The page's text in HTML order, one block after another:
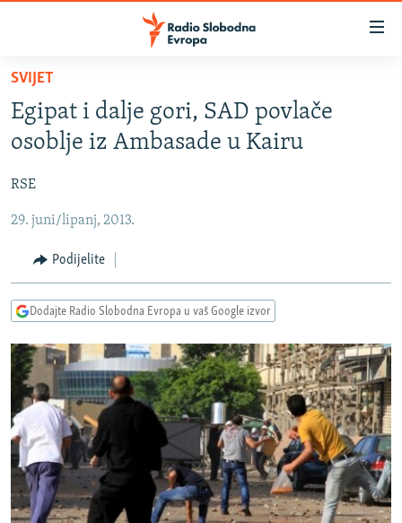
Pređite
glavni
sadržaj
na
navigaciju
Pređite
pretragu
BOSNA I HERCEGOVINA
KOSOVO
CRNA GORA
VIZUELNO
FOTOGALERIJE
INFOGRAFIKE
PODCASTI
RAT U UKRAJINI
KINA NA BALKANU
RSE PRIČE IZ SVIJETA
ISPRIČAJ MI
DNEVNO@RSE
SPECIJALI RSE
VIŠE OD NASLOVA
SVIJET
Egipat i dalje gori, SAD povlače
osoblje iz Ambasade u Kairu
RSE
29. juni/lipanj, 2013.
Podijelite
Dodajte Radio Slobodna Evropa u vaš Google izvor